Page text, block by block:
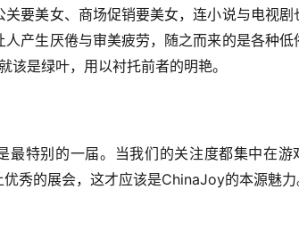
关要美女、商场促销要美女，连小说与电视剧
产生厌倦与审美疲劳，随之而来的是各种低
该是绿叶，用以衬托前者的明艳。
最特别的一届。当我们的关注度都集中在游
秀的展会，这才应该是ChinaJoy的本源魅力